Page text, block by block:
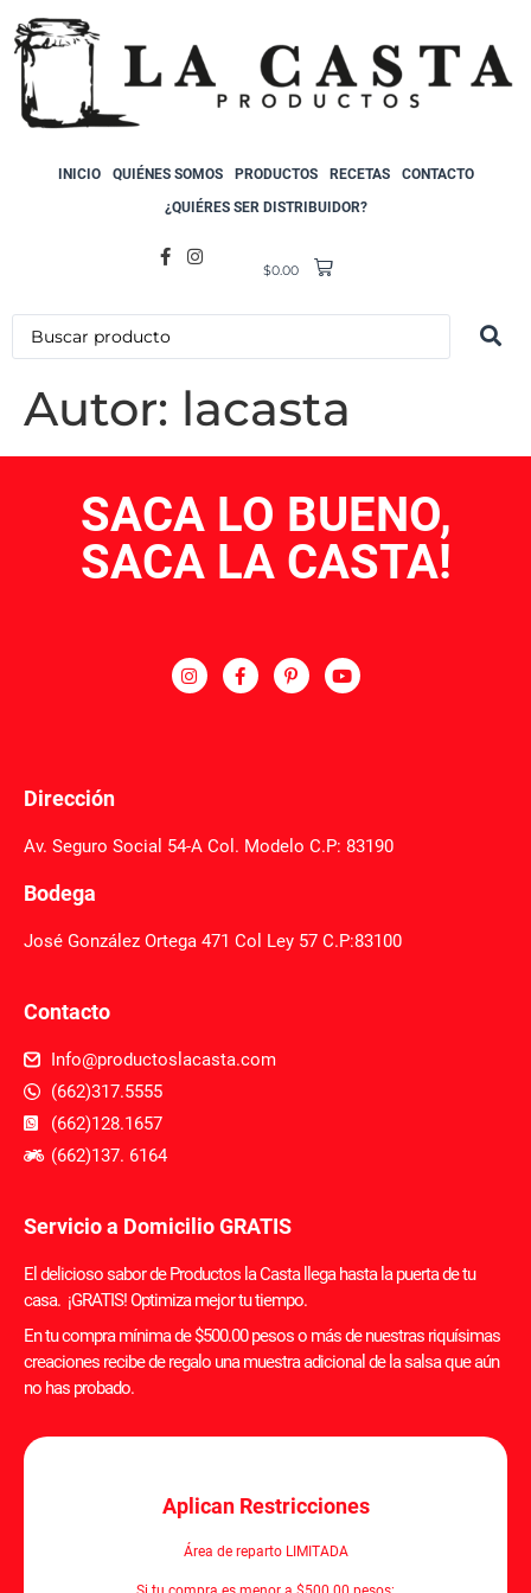
INICIO QUIÉNES SOMOS PRODUCTOS RECETAS
CONTACTO
¿QUIÉRES SER DISTRIBUIDOR?
$0.00
Autor: lacasta
SACA LO BUENO,
SACA LA CASTA!
Dirección
Av. Seguro Social 54-A Col. Modelo C.P: 83190
Bodega
José González Ortega 471 Col Ley 57 C.P:83100
Contacto
Info@productoslacasta.com
(662)317.5555
(662)128.1657
(662)137. 6164
Servicio a Domicilio GRATIS
El delicioso sabor de Productos la Casta llega hasta la puerta de tu
casa. ¡GRATIS! Optimiza mejor tu tiempo.
En tu compra mínima de $500.00 pesos o más de nuestras riquísimas
creaciones recibe de regalo una muestra adicional de la salsa que aún
no has probado.
Aplican Restricciones
Área de reparto LIMITADA